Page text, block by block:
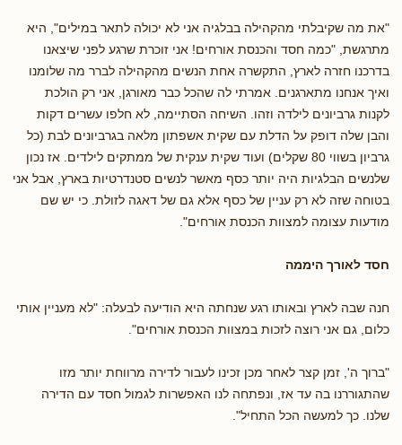
"את מה שקיבלתי מהקהילה בבלגיה אני לא יכולה לתאר במילים", היא
מתרגשת, "כמה חסד והכנסת אורחים! אני זוכרת שרגע לפני שיצאנו
בדרכנו חזרה לארץ, התקשרה אחת הנשים מהקהילה לברר מה שלומנו
ואיך אנחנו מתארגנים. אמרתי לה שהכל כבר מאורגן, אני רק הולכת
לקנות גרביונים לילדה וזהו. השיחה הסתיימה, לא חלפו עשרים דקות
והבן שלה דופק על הדלת עם שקית אשפתון מלאה בגרביונים לבת (כל
גרביון בשווי 80 שקלים) ועוד שקית ענקית של ממתקים לילדים. אז נכון
שלנשים הבלגיות היה יותר כסף מאשר לנשים סטנדרטיות בארץ, אבל אני
בטוחה שזה לא רק עניין של כסף אלא גם של דאגה לזולת. כי יש שם
מודעות עצומה למצוות הכנסת אורחים".
חסד לאורך היממה
חנה שבה לארץ ובאותו רגע שנחתה היא הודיעה לבעלה: "לא מעניין אותי
כלום, גם אני רוצה לזכות במצוות הכנסת אורחים".
"ברוך ה', זמן קצר לאחר מכן זכינו לעבור לדירה מרווחת יותר מזו
שהתגוררנו בה עד אז, ונפתחה לנו האפשרות לגמול חסד עם הדירה
שלנו. כך למעשה הכל התחיל".